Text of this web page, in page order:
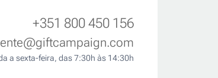
+351 800 450 156
a sexta-feira, das 7:30h às 14:30h